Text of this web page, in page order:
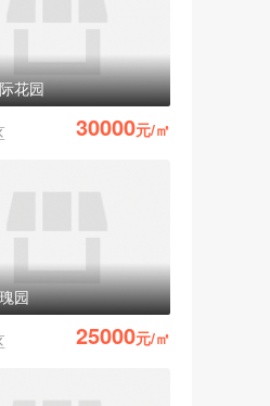
花园
30000元/㎡
园
25000元/㎡